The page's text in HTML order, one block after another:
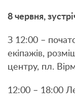
8 червня,
З 12:00 –
екіпажів,
центру, пл.
12:00 – 18:00